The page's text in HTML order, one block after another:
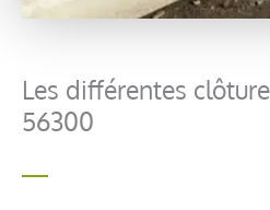
Les différentes
56300